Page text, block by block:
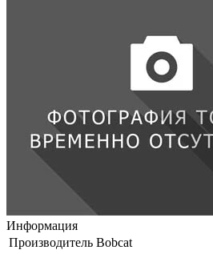
Информация
Производитель Bobcat